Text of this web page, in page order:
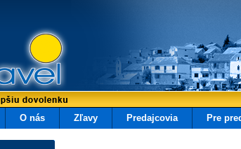
O nás Zľavy Predajcovia Pre